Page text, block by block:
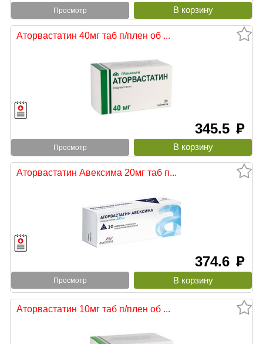
Просмотр
Аторвастатин 40мг таб п/плен об ...
345.5 руб
Просмотр
Аторвастатин Авексима 20мг таб п...
374.6 руб
Просмотр
Аторвастатин 10мг таб п/плен об ...